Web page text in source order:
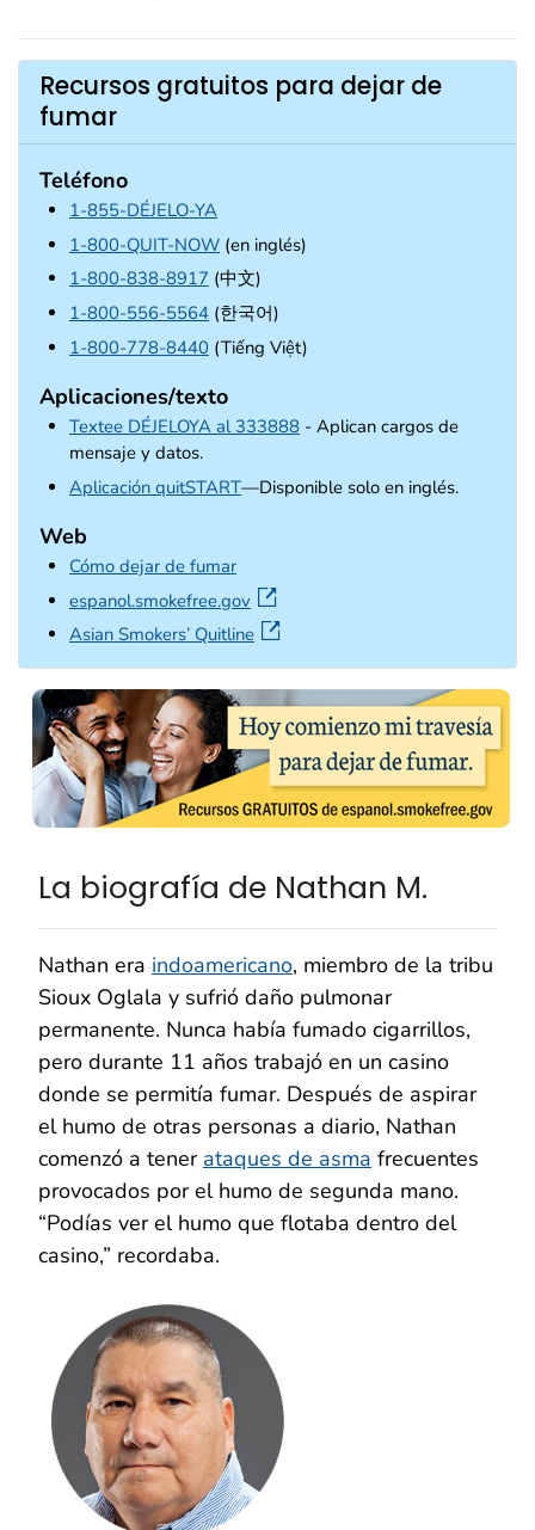
Recursos gratuitos para dejar de
fumar
Teléfono
1-855-DÉJELO-YA
1-800-QUIT-NOW (en inglés)
1-800-838-8917 (中文)
1-800-556-5564 (한국어)
1-800-778-8440 (Tiếng Việt)
Aplicaciones/texto
Textee DÉJELOYA al 333888 - Aplican cargos de
mensaje y datos.
Aplicación quitSTARTexternal icon
—Disponible solo en inglés.
Web
Cómo dejar de fumar
espanol.smokefree.govexternal icon
Asian Smokers’ Quitlineexternal icon
La biografía de Nathan M.
Nathan era indoamericano, miembro de la tribu
Sioux Oglala y sufrió daño pulmonar
permanente. Nunca había fumado cigarrillos,
pero durante 11 años trabajó en un casino
donde se permitía fumar. Después de aspirar
el humo de otras personas a diario, Nathan
comenzó a tener ataques de asma frecuentes
provocados por el humo de segunda mano.
“Podías ver el humo que flotaba dentro del
casino,” recordaba.